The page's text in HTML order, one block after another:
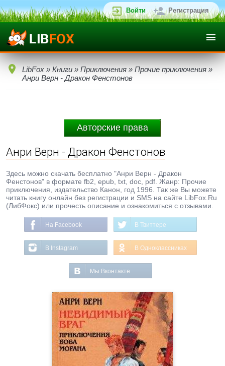
Войти Регистрация
LibFox » Книги » Приключения » Прочие приключения »
Анри Верн - Дракон Фенстонов
Авторские права
Анри Верн - Дракон Фенстонов
Здесь можно скачать бесплатно "Анри Верн - Дракон
Фенстонов" в формате fb2, epub, txt, doc, pdf. Жанр: Прочие
приключения, издательство Канон, год 1996. Так же Вы можете
читать книгу онлайн без регистрации и SMS на сайте LibFox.Ru
(ЛибФокс) или прочесть описание и ознакомиться с отзывами.
На Facebook В Твиттере
В Instagram В Одноклассниках
Мы Вконтакте